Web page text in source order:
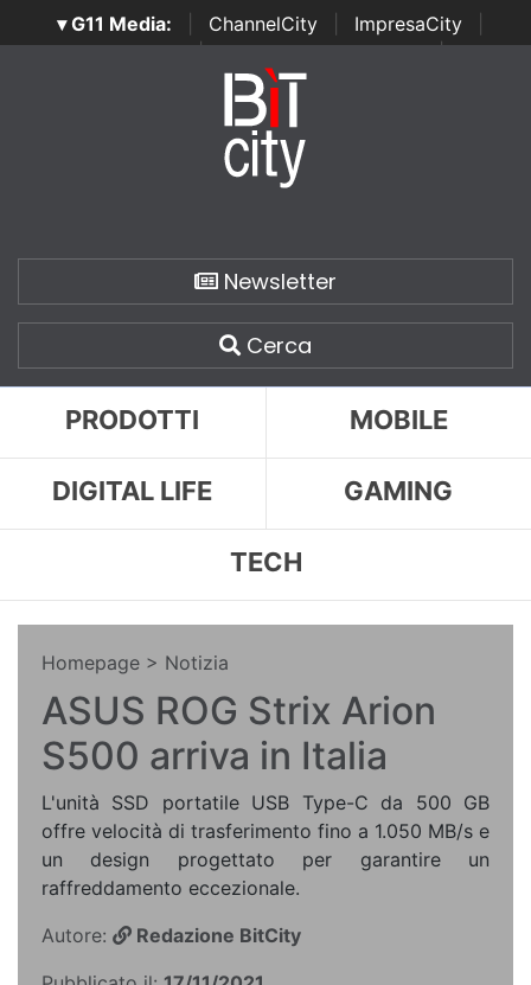
▾ G11 Media: ChannelCity ImpresaCity
SecurityOpenLab | Italian Channel Awards | Italian
Italian Security Awards
Newsletter
Cerca
PRODOTTI MOBILE
DIGITAL LIFE GAMING
TECH
Homepage > Notizia
ASUS ROG Strix Arion
S500 arriva in Italia
L'unità SSD portatile USB Type-C da 500 GB
offre velocità di trasferimento fino a 1.050 MB/s e
un design progettato per garantire un
raffreddamento eccezionale.
Autore:
Redazione BitCity